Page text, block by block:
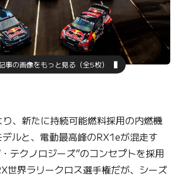
事の画像をもっと見る（全5枚）
、新たに持続可能燃料採用の内燃機
ルと、電動最高峰のRX1eが混走す
テクノロジーズ”のコンセプトを採用
世界ラリークロス選手権だが、シーズ